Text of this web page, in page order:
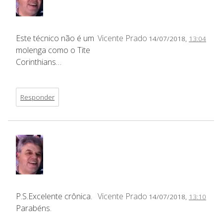
Vicente Prado 14/07/2018, 13:04
Este técnico não é um
molenga como o Tite
Corinthians…
Responder
Vicente Prado 14/07/2018, 13:10
P.S.Excelente crônica.
Parabéns.